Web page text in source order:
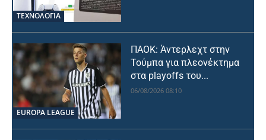
ΤΕΧΝΟΛΟΓΙΑ
EUROPA LEAGUE
ΠΑΟΚ: Άντερλεχτ στην
Τούμπα για πλεονέκτημα
στα playoffs του...
06/08/2026 08:10